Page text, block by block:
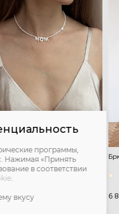
Mom - белый
₽ 6
программы,
Нажимая «Принять
в соответствии
.
вкусу